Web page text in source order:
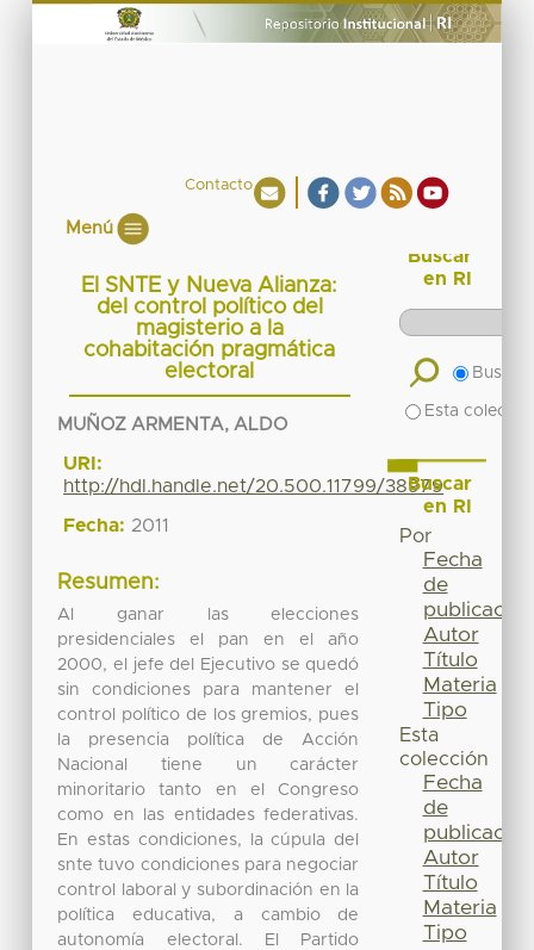
Contacto
Menú
El SNTE y Nueva Alianza:
del control político del
magisterio a la
cohabitación pragmática
electoral
MUÑOZ ARMENTA, ALDO
URI:
http://hdl.handle.net/20.500.11799/38979
Fecha: 2011
Resumen:
Al ganar las elecciones
presidenciales el pan en el año
2000, el jefe del Ejecutivo se quedó
sin condiciones para mantener el
control político de los gremios, pues
la presencia política de Acción
Nacional tiene un carácter
minoritario tanto en el Congreso
como en las entidades federativas.
En estas condiciones, la cúpula del
snte tuvo condiciones para negociar
control laboral y subordinación en la
política educativa, a cambio de
autonomía electoral. El Partido
Buscar
en RI
Buscar
Esta
Buscar
en RI
Por
Fecha
de
publicación
Autor
Título
Materia
Tipo
Esta
colección
Fecha
de
publicación
Autor
Título
Materia
Tipo